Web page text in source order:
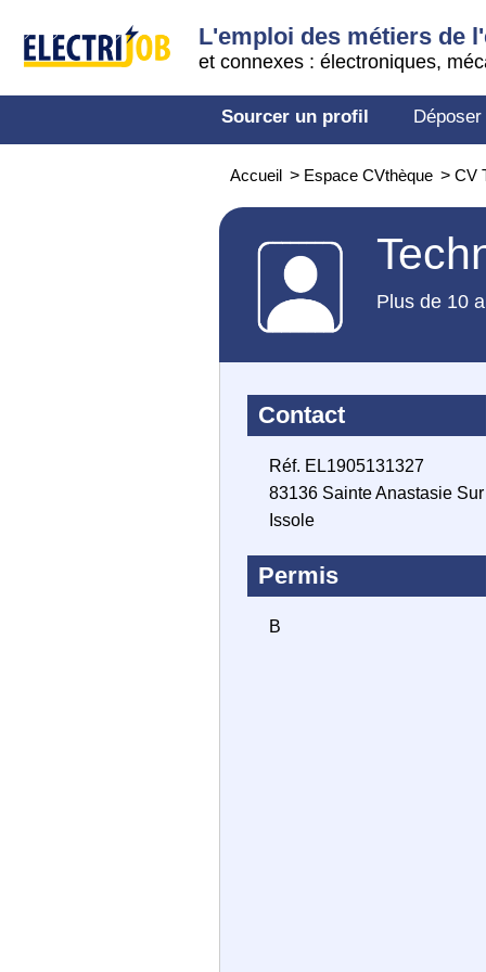
L'emploi des métiers de
et connexes : électroniques,
Sourcer un profil
Accueil > Espace CVthèque > CV
Plus de 10
Contact
Réf. EL1905131327
83136 Sainte Anastasie Sur
Issole
Permis
B